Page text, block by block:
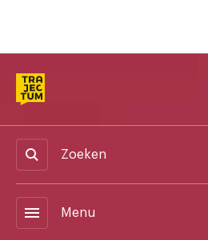
Zoeken
menu Menu